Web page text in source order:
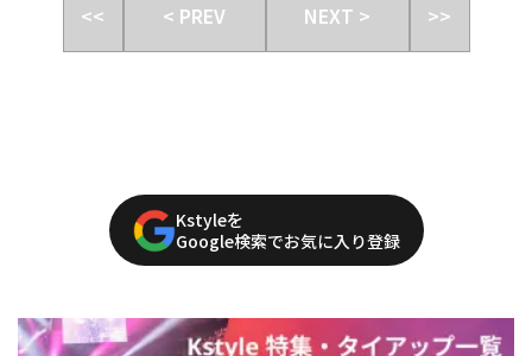
<< < PREV NEXT > >>
Kstyleを
Google検索でお気に入り登録